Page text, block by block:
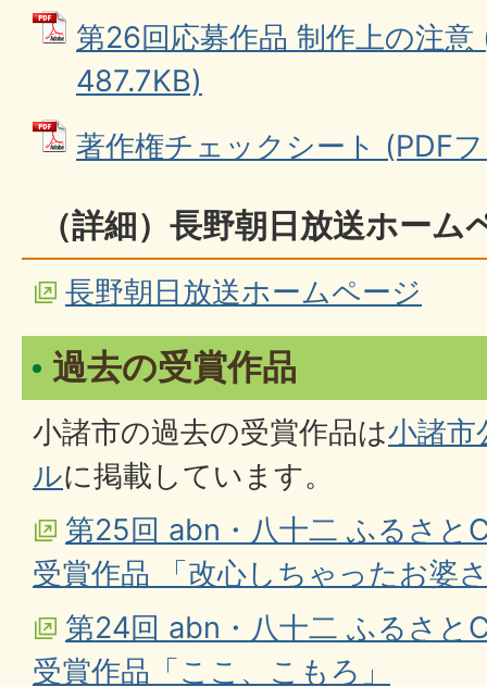
第26回応募作品 制作上の注意
487.7KB)
著作権チェックシート (PDF
（詳細）長野朝日放送ホーム
長野朝日放送ホームページ
過去の受賞作品
小諸市の過去の受賞作品は小諸市
ルに掲載しています。
第25回 abn・八十二 ふるさと
受賞作品 「改心しちゃったお婆
第24回 abn・八十二 ふるさと
受賞作品「ここ、こもろ」